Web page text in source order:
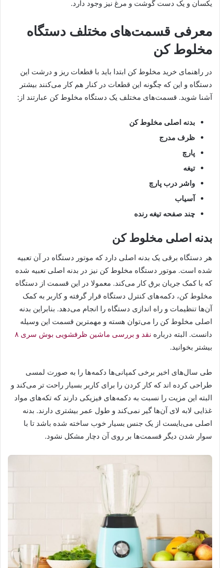
یکسان و یک دست گوشت و مرغ نیز وجود دارد.
معرفی قسمت‌های مختلف دستگاه
مخلوط کن
در راهنمای خرید مخلوط کن ابتدا باید با قطعات ریز و درشت این
دستگاه و این که چگونه این قطعات در کنار هم کار می‌کنند بیشتر
آشنا شوید. قسمت‌های مختلف یک دستگاه مخلوط کن عبارتند از:
بدنه اصلی مخلوط کن
ظرف مدرج
پارچ
تیغه
واشر درب پارچ
آسیاب
چند صفحه تیغه رنده
بدنه اصلی مخلوط کن
هر دستگاه برقی یک بدنه اصلی دارد که موتور دستگاه در آن تعبیه
شده است. موتور دستگاه مخلوط کن نیز در بدنه اصلی تعبیه شده
که با کمک جریان برق کار می‌کند. معمولا در این قسمت از دستگاه
مخلوط کن، دکمه‌های کنترل دستگاه قرار گرفته و کاربر به کمک
آن‌ها تنظیمات و راه اندازی دستگاه را انجام می‌دهد. بنابراین بدنه
اصلی مخلوط کن را می‌توان هسته و مهمترین قسمت این وسیله
دانست. البته درباره نقد و بررسی ماشین‌ ظرفشویی بوش سری ۸
بیشتر بخوانید.
طی سال‌های اخیر برخی کمپانی‌ها دکمه‌ها را به صورت لمسی
طراحی کرده اند که کار کردن را برای کاربر بسیار راحت تر می‌کند و
البته این مزیت را نسبت به دکمه‌های فیزیکی دارند که تکه‌های مواد
غذایی لابه لای آن‌ها گیر نمی‌کند و طول عمر بیشتری دارند. بدنه
اصلی می‌بایست از یک جنس بسیار خوب ساخته شده باشد تا با
سوار شدن دیگر قسمت‌ها بر روی آن دچار مشکل نشود.